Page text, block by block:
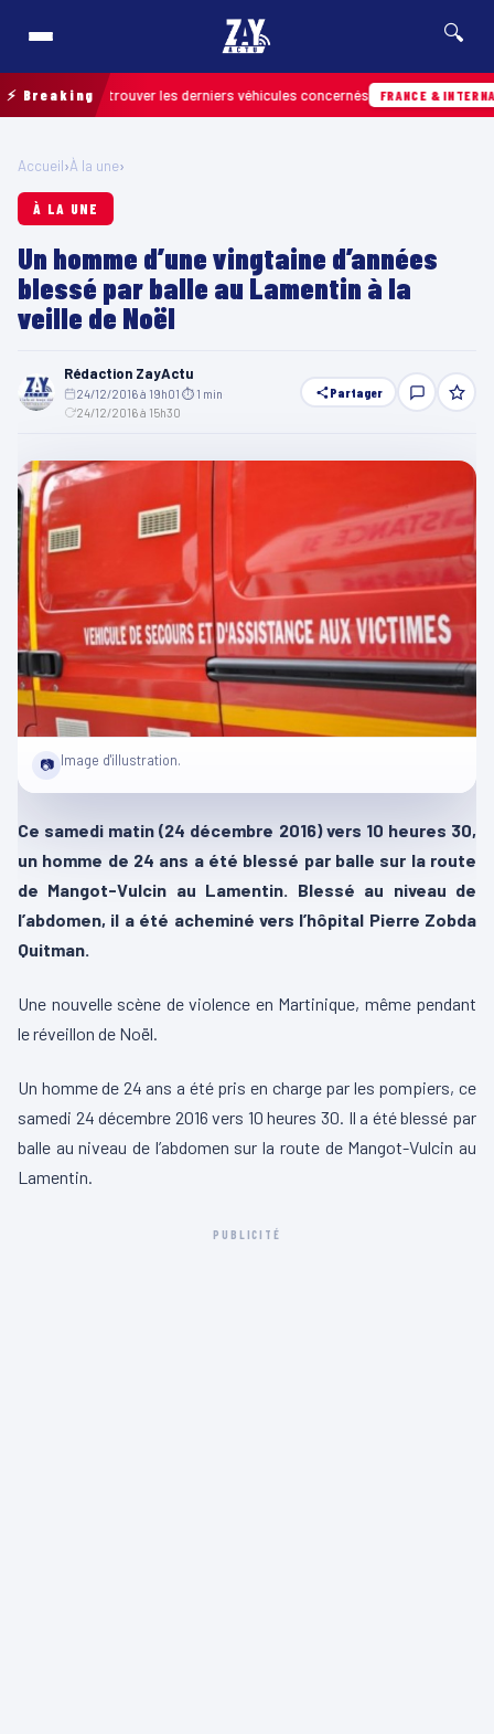
🔍
⚡ Breaking
pour retrouver les derniers véhicules concernés FRANCE &
Accueil›À la une›
À LA UNE
Un homme d’une vingtaine d’années
blessé par balle au Lamentin à la
veille de Noël
Rédaction ZayActu
24/12/2016 à 19h01 ⏱ 1 min
24/12/2016 à 15h30
Partager
📷 Image d'illustration.
Ce samedi matin (24 décembre 2016) vers 10 heures 30,
un homme de 24 ans a été blessé par balle sur la route
de Mangot-Vulcin au Lamentin. Blessé au niveau de
l’abdomen, il a été acheminé vers l’hôpital Pierre Zobda
Quitman.
Une nouvelle scène de violence en Martinique, même pendant
le réveillon de Noël.
Un homme de 24 ans a été pris en charge par les pompiers, ce
samedi 24 décembre 2016 vers 10 heures 30. Il a été blessé par
balle au niveau de l’abdomen sur la route de Mangot-Vulcin au
Lamentin.
PUBLICITÉ